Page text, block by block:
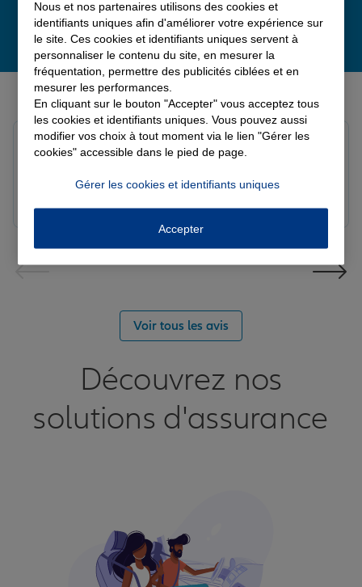
Derniers avis de nos agences Allianz
Note de 5 sur 5
solange c.
Voir tous les avis
Découvrez nos
solutions d'assurance
Nous et nos partenaires utilisons des cookies et
identifiants uniques afin d'améliorer votre expérience sur
le site. Ces cookies et identifiants uniques servent à
personnaliser le contenu du site, en mesurer la
fréquentation, permettre des publicités ciblées et en
mesurer les performances.
En cliquant sur le bouton "Accepter" vous acceptez tous
les cookies et identifiants uniques. Vous pouvez aussi
modifier vos choix à tout moment via le lien "Gérer les
cookies" accessible dans le pied de page.
Gérer les cookies et identifiants uniques
Accepter